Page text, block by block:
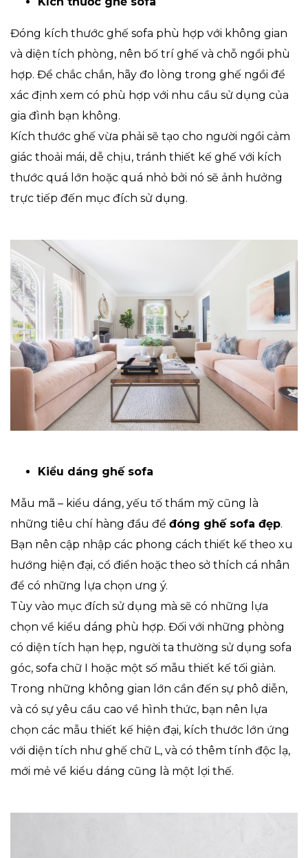
Đóng kích thước ghế sofa phù hợp với không gian
và diện tích phòng, nên bố trí ghế và chỗ ngồi phù
hợp. Để chắc chắn, hãy đo lòng trong ghế ngồi để
xác định xem có phù hợp với nhu cầu sử dụng của
gia đình bạn không.
Kích thước ghế vừa phải sẽ tạo cho người ngồi cảm
giác thoải mái, dễ chịu, tránh thiết kế ghế với kích
thước quá lớn hoặc quá nhỏ bởi nó sẽ ảnh hưởng
trực tiếp đến mục đích sử dụng.
Kiểu dáng ghế sofa
Mẫu mã – kiểu dáng, yếu tố thẩm mỹ cũng là
những tiêu chí hàng đầu để đóng ghế sofa đẹp.
Bạn nên cập nhập các phong cách thiết kế theo xu
hướng hiện đại, cổ điển hoặc theo sở thích cá nhân
để có những lựa chọn ưng ý.
Tùy vào mục đích sử dụng mà sẽ có những lựa
chọn về kiểu dáng phù hợp. Đối với những phòng
có diện tích hạn hẹp, người ta thường sử dụng sofa
góc, sofa chữ I hoặc một số mẫu thiết kế tối giản.
Trong những không gian lớn cần đến sự phô diễn,
và có sự yêu cầu cao về hình thức, bạn nên lựa
chọn các mẫu thiết kế hiện đại, kích thước lớn ứng
với diện tích như ghế chữ L, và có thêm tính độc lạ,
mới mẻ về kiểu dáng cũng là một lợi thế.